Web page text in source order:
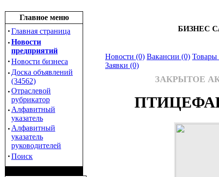
Главное меню
·Главная страница
·Новости
предприятий
·Новости бизнеса
· Доска объявлений
(34562)
·Отраслевой
рубрикатор
· Алфавитный
указатель
· Алфавитный
указатель
руководителей
·Поиск
БИЗНЕС
Новости (0) Вакансии (0) Товары
Заявки (0)
ЗАКРЫТОЕ